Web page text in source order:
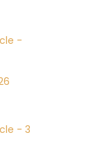
-
- 3